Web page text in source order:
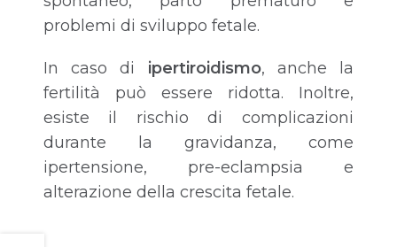
problemi di sviluppo fetale.
In caso di ipertiroidismo, anche la
fertilità può essere ridotta. Inoltre,
esiste il rischio di complicazioni
durante la gravidanza, come
ipertensione, pre-eclampsia e
alterazione della crescita fetale.